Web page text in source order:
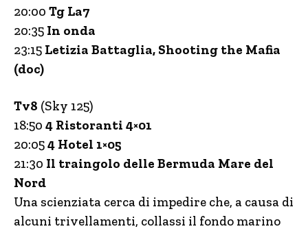
20:00 Tg La7
20:35 In onda
23:15 Letizia Battaglia, Shooting the Mafia
(doc)
Tv8 (Sky 125)
18:50 4 Ristoranti 4×01
20:054 Hotel 1×05
21:30 Il traingolo delle Bermuda Mare del
Nord
Una scienziata cerca di impedire che, a causa di
alcuni trivellamenti, collassi il fondo marino